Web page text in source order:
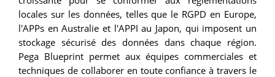
locales sur les données, telles que le RGPD en Europe,
l'APPs en Australie et l'APPI au Japon, qui imposent un
stockage sécurisé des données dans chaque région.
Pega Blueprint permet aux équipes commerciales et
techniques de collaborer en toute confiance à travers le